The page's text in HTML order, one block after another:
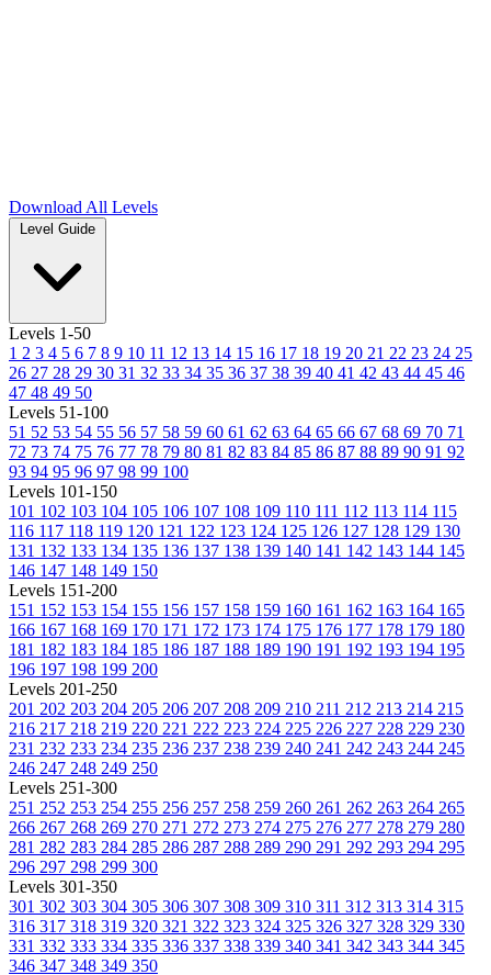
Download All Levels
Level Guide
Levels 1-50
1 2 3 4 5 6 7 8 9 10 11 12 13 14 15 16 17 18 19 20 21 22 23 24 25
26 27 28 29 30 31 32 33 34 35 36 37 38 39 40 41 42 43 44 45 46
47 48 49 50
Levels 51-100
51 52 53 54 55 56 57 58 59 60 61 62 63 64 65 66 67 68 69 70 71
72 73 74 75 76 77 78 79 80 81 82 83 84 85 86 87 88 89 90 91 92
93 94 95 96 97 98 99 100
Levels 101-150
101 102 103 104 105 106 107 108 109 110 111 112 113 114 115
116 117 118 119 120 121 122 123 124 125 126 127 128 129 130
131 132 133 134 135 136 137 138 139 140 141 142 143 144 145
146 147 148 149 150
Levels 151-200
151 152 153 154 155 156 157 158 159 160 161 162 163 164 165
166 167 168 169 170 171 172 173 174 175 176 177 178 179 180
181 182 183 184 185 186 187 188 189 190 191 192 193 194 195
196 197 198 199 200
Levels 201-250
201 202 203 204 205 206 207 208 209 210 211 212 213 214 215
216 217 218 219 220 221 222 223 224 225 226 227 228 229 230
231 232 233 234 235 236 237 238 239 240 241 242 243 244 245
246 247 248 249 250
Levels 251-300
251 252 253 254 255 256 257 258 259 260 261 262 263 264 265
266 267 268 269 270 271 272 273 274 275 276 277 278 279 280
281 282 283 284 285 286 287 288 289 290 291 292 293 294 295
296 297 298 299 300
Levels 301-350
301 302 303 304 305 306 307 308 309 310 311 312 313 314 315
316 317 318 319 320 321 322 323 324 325 326 327 328 329 330
331 332 333 334 335 336 337 338 339 340 341 342 343 344 345
346 347 348 349 350